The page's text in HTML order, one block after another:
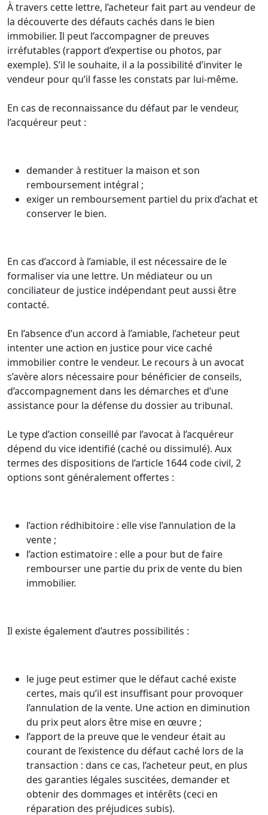
À travers cette lettre, l’acheteur fait part au vendeur de
la découverte des défauts cachés dans le bien
immobilier. Il peut l’accompagner de preuves
irréfutables (rapport d’expertise ou photos, par
exemple). S’il le souhaite, il a la possibilité d’inviter le
vendeur pour qu’il fasse les constats par lui-même.
En cas de reconnaissance du défaut par le vendeur,
l’acquéreur peut :
demander à restituer la maison et son
remboursement intégral ;
exiger un remboursement partiel du prix d’achat et
conserver le bien.
En cas d’accord à l’amiable, il est nécessaire de le
formaliser via une lettre. Un médiateur ou un
conciliateur de justice indépendant peut aussi être
contacté.
En l’absence d’un accord à l’amiable, l’acheteur peut
intenter une action en justice pour vice caché
immobilier contre le vendeur. Le recours à un avocat
s’avère alors nécessaire pour bénéficier de conseils,
d’accompagnement dans les démarches et d’une
assistance pour la défense du dossier au tribunal.
Le type d’action conseillé par l’avocat à l’acquéreur
dépend du vice identifié (caché ou dissimulé). Aux
termes des dispositions de l’article 1644 code civil, 2
options sont généralement offertes :
l’action rédhibitoire : elle vise l’annulation de la
vente ;
l’action estimatoire : elle a pour but de faire
rembourser une partie du prix de vente du bien
immobilier.
Il existe également d’autres possibilités :
le juge peut estimer que le défaut caché existe
certes, mais qu’il est insuffisant pour provoquer
l’annulation de la vente. Une action en diminution
du prix peut alors être mise en œuvre ;
l’apport de la preuve que le vendeur était au
courant de l’existence du défaut caché lors de la
transaction : dans ce cas, l’acheteur peut, en plus
des garanties légales suscitées, demander et
obtenir des dommages et intérêts (ceci en
réparation des préjudices subis).